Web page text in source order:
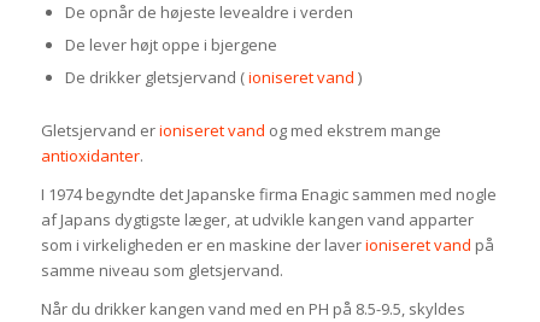
De opnår de højeste levealdre i verden
De lever højt oppe i bjergene
De drikker gletsjervand (ioniseret vand )
Gletsjervand erioniseret vand og med ekstrem mange
antioxidanter.
I 1974 begyndte det Japanske firma Enagic sammen med nogle
af Japans dygtigste læger, at udvikle kangen vand apparter
som i virkeligheden er en maskine der laverioniseret vand på
samme niveau som gletsjervand.
Når du drikker kangen vand med en PH på 8.5-9.5, skyldes